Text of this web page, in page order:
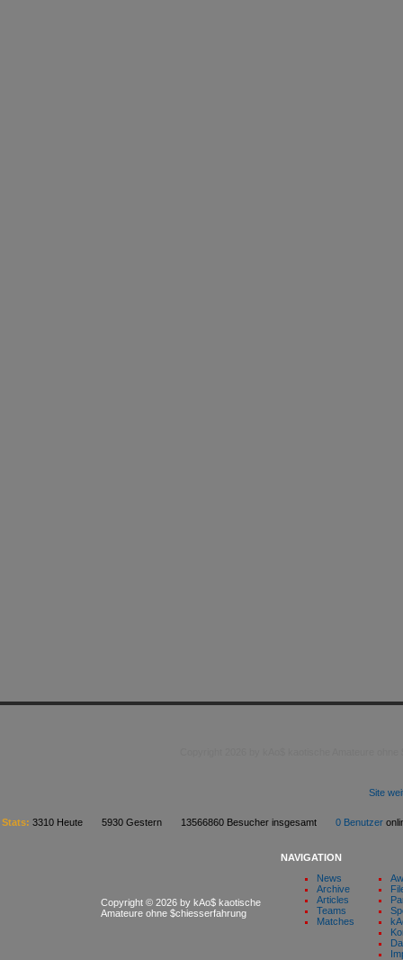
Site
Stats: 3310 Heute 5930 Gestern 13566860 Besucher insgesamt 0 Benutzer
Copyright © 2026 by kAo$ kaotische
Amateure ohne $chiesserfahrung
NAVIGATION
News
Archive
Articles
Teams
Matches